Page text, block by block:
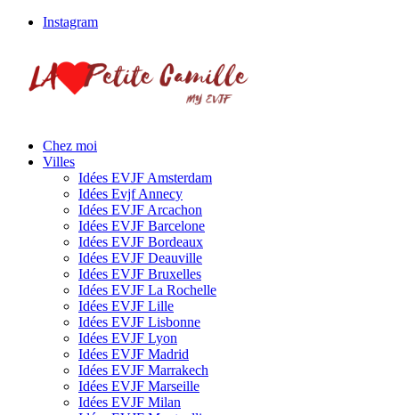
Instagram
Chez moi
Villes
Idées EVJF Amsterdam
Idées Evjf Annecy
Idées EVJF Arcachon
Idées EVJF Barcelone
Idées EVJF Bordeaux
Idées EVJF Deauville
Idées EVJF Bruxelles
Idées EVJF La Rochelle
Idées EVJF Lille
Idées EVJF Lisbonne
Idées EVJF Lyon
Idées EVJF Madrid
Idées EVJF Marrakech
Idées EVJF Marseille
Idées EVJF Milan